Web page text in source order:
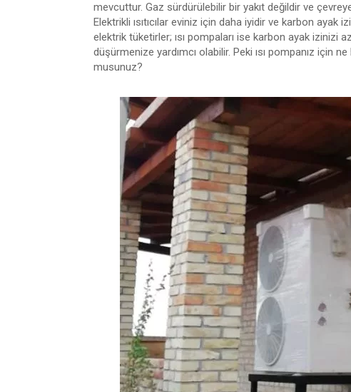
mevcuttur. Gaz sürdürülebilir bir yakıt değildir ve
Elektrikli ısıtıcılar eviniz için daha iyidir ve karbon
elektrik tüketirler; ısı pompaları ise karbon ayak izinizi
düşürmenize yardımcı olabilir. Peki ısı pompanız için
musunuz?